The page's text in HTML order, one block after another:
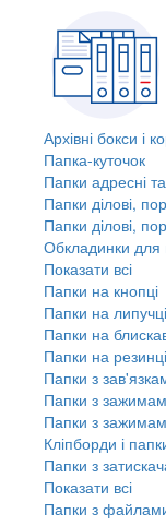
Архівні бокси і
Папка-куточок
Папки адресні та
Папки ділові,
Папки ділові,
Обкладинки для
Показати всі
Папки на кнопці
Папки на липучці
Папки на
Папки на резинці
Папки з
Папки з
Папки з
Кліпборди і
Папки з
Показати всі
Папки з